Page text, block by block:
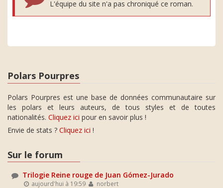
L'équipe du site n'a pas chroniqué ce roman.
Polars Pourpres
Polars Pourpres est une base de données communautaire sur
les polars et leurs auteurs, de tous styles et de toutes
nationalités. Cliquez ici pour en savoir plus !
Envie de stats ? Cliquez ici !
Sur le forum
Trilogie Reine rouge de Juan Gómez-Jurado
aujourd'hui à 19:59 norbert